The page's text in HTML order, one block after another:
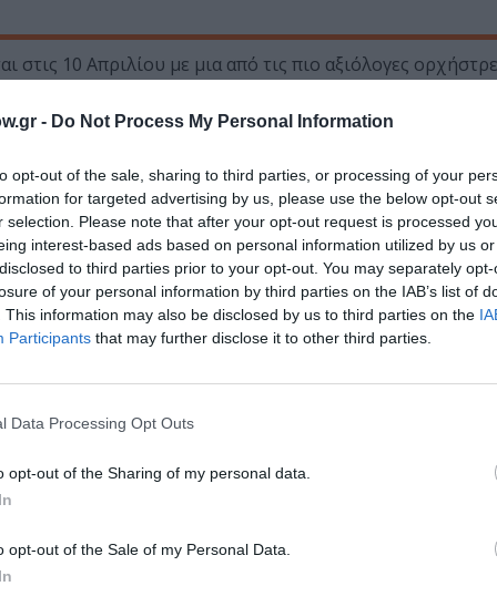
- Do Not Process My Personal Information
opt-out of the sale, sharing to third parties, or processing of your
for targeted advertising by us, please use the below opt-out
selection. Please note that after your opt-out request is processed
interest-based ads based on personal information utilized by us
to third parties prior to your opt-out. You may separately
of your personal information by third parties on the IAB’s list of
This information may also be disclosed by us to third parties on the
Participants that may further disclose it to other third parties.
Data Processing Opt Outs
opt-out of the Sharing of my personal data.
opt-out of the Sale of my Personal Data.
στις 10 Απριλίου με μια από τις πιο αξιόλογες
έρχεται στην Αθήνα για να μας μυήσει στον ιδιότυπο
ετών από τη γέννηση του μεγάλου αρχιτέκτονα των
για τον διεθνή εορτασμό των 100 χρόνων από τη
κλείνει με το σπουδαιότερο χορευτικό γεγονός της
Company, της ομάδας που δημιούργησε η ιέρεια του
πρωτοποριακής δημιουργίας και έχει εμφανιστεί
θεατές. Οι χορευτές του εμβληματικού συγκροτήματος
Canticle for Innocent Comedians [Άσμα για αθώους